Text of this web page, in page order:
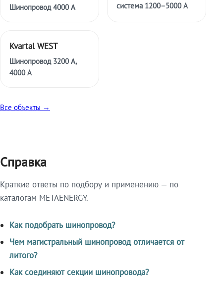
Шинопровод 4000 А
система 1200–5000 А
Kvartal WEST
Шинопровод 3200 А,
4000 А
Все объекты →
Справка
Краткие ответы по подбору и применению — по
каталогам METAENERGY.
Как подобрать шинопровод?
Чем магистральный шинопровод отличается от
литого?
Как соединяют секции шинопровода?